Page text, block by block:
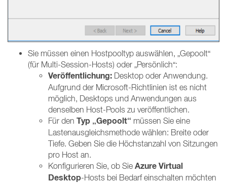
Sie müssen einen Hostpooltyp auswählen, „Gepoolt“
(für Multi-Session-Hosts) oder „Persönlich“:
Veröffentlichung: Desktop oder Anwendung.
Aufgrund der Microsoft-Richtlinien ist es nicht
möglich, Desktops und Anwendungen aus
denselben Host-Pools zu veröffentlichen.
Für den Typ „Gepoolt“ müssen Sie eine
Lastenausgleichsmethode wählen: Breite oder
Tiefe. Geben Sie die Höchstanzahl von Sitzungen
pro Host an.
Konfigurieren Sie, ob Sie Azure Virtual
Desktop-Hosts bei Bedarf einschalten möchten